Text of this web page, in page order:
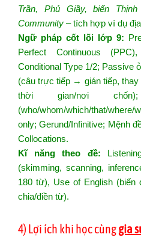
Trần, Phủ Giầy, biển
Community – tích hợp ví dụ
Ngữ pháp cốt lõi lớp 9:
Perfect Continuous
Conditional Type 1/2; Passive
(câu trực tiếp → gián tiếp,
thời gian/nơi
(who/whom/which/that/
only; Gerund/Infinitive; Mệnh
Collocations.
Kĩ năng theo đề:
(skimming, scanning,
180 từ), Use of English (biến
chia/điền từ).
4) Lợi ích khi học cùnggia